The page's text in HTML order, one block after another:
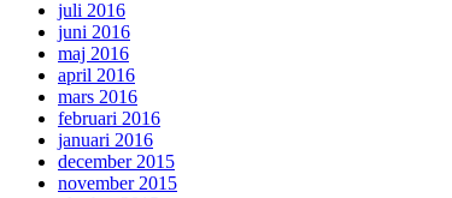
juli 2016
juni 2016
maj 2016
april 2016
mars 2016
februari 2016
januari 2016
december 2015
november 2015